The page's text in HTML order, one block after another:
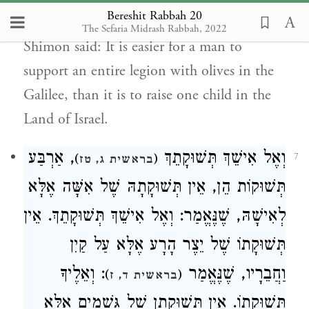
Bereshit Rabbah 20
The Sefaria Midrash Rabbah, 2022
raising children. Rabbi Elazar ben Rabbi
Shimon said: It is easier for a man to
support an entire legion with olives in the
Galilee, than it is to raise one child in the
Land of Israel.
7 וְאֶל אִישֵׁךְ תְּשׁוּקָתֵךְ (בראשית ג, טז), אַרְבַּע
תְּשׁוּקוֹת הֵן, אֵין תְּשׁוּקָתָהּ שֶׁל אִשָּׁה אֶלָּא
לְאִישָׁהּ, שֶׁנֶּאֱמַר: וְאֶל אִישֵׁךְ תְּשׁוּקָתֵךְ. אֵין
תְּשׁוּקָתוֹ שֶׁל יֵצֶר הָרָע אֶלָּא עַל קַיִן
וַחֲבֵרָיו, שֶׁנֶּאֱמַר (בראשית ד, ז): וְאֵלֶיךָ